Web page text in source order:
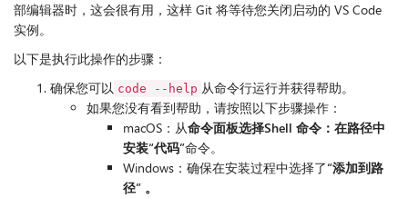
部编辑器时，这会很有用，这样 Git 将等待您关闭启动的 VS Code
实例。
以下是执行此操作的步骤：
确保您可以 code --help 从命令行运行并获得帮助。
如果您没有看到帮助，请按照以下步骤操作：
macOS：从命令面板选择Shell 命令：在路径中
安装“代码”命令。
Windows：确保在安装过程中选择了“添加到路
径” 。